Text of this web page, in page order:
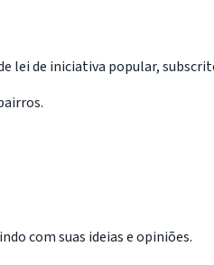
lei de iniciativa popular,
com suas ideias e opiniões.